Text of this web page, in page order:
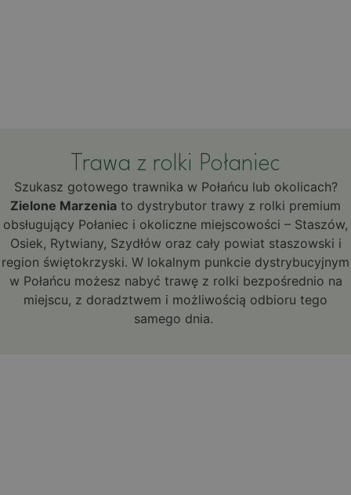
Trawa z rolki Połaniec
Szukasz gotowego trawnika w Połańcu lub okolicach?
Zielone Marzenia to dystrybutor trawy z rolki premium
obsługujący Połaniec i okoliczne miejscowości – Staszów,
Osiek, Rytwiany, Szydłów oraz cały powiat staszowski i
region świętokrzyski. W lokalnym punkcie dystrybucyjnym
w Połańcu możesz nabyć trawę z rolki bezpośrednio na
miejscu, z doradztwem i możliwością odbioru tego
samego dnia.